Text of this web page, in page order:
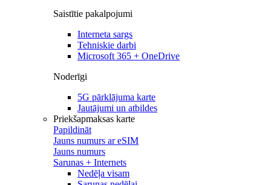
Saistītie pakalpojumi
Interneta sargs
Tehniskie darbi
Microsoft 365 + OneDrive
Noderīgi
5G pārklājuma karte
Jautājumi un atbildes
Priekšapmaksas karte
Papildināt
Jauns numurs ar eSIM
Jauns numurs
Sarunas + Internets
Nedēļa visam